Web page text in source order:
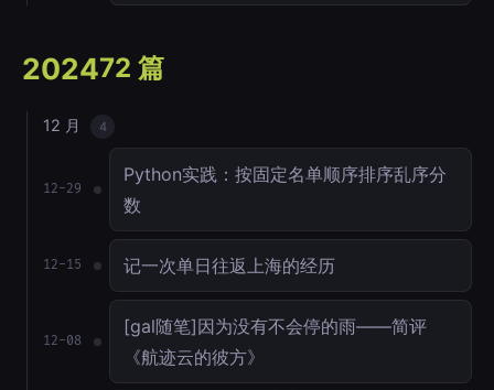
202472 篇
12 月 4
12-29
Python实践：按固定名单顺序排序乱序分
数
12-15 记一次单日往返上海的经历
12-08
[gal随笔]因为没有不会停的雨——简评
《航迹云的彼方》